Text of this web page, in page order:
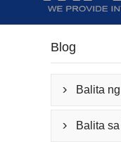
Blog
 Balita
 Balita